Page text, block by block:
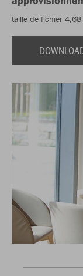
taille de fichier 4,68